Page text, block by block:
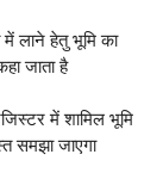
लाने हेतु भूमि का
जाता है
में शामिल भूमि
समझा जाएगा